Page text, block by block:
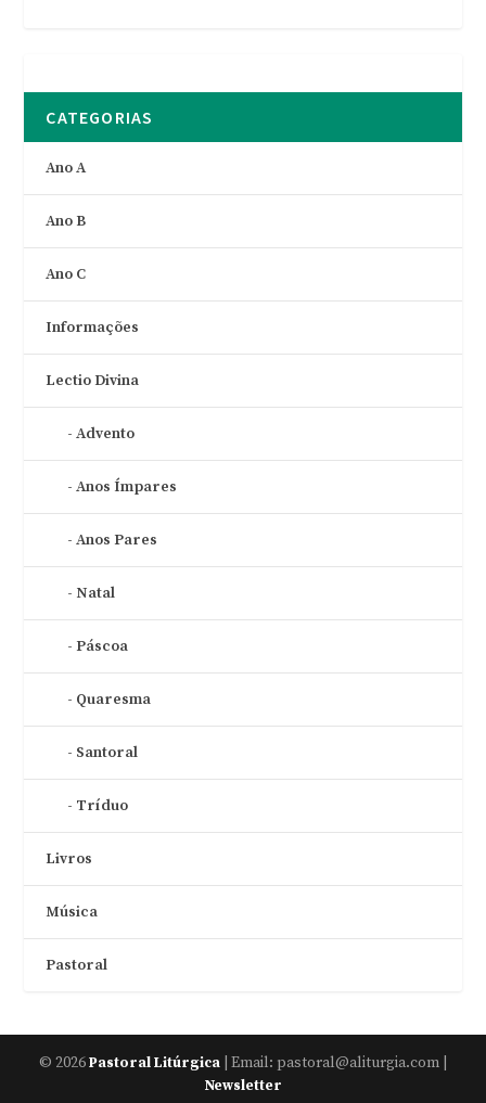
CATEGORIAS
Ano A
Ano B
Ano C
Informações
Lectio Divina
Advento
Anos Ímpares
Anos Pares
Natal
Páscoa
Quaresma
Santoral
Tríduo
Livros
Música
Pastoral
© 2026Pastoral Litúrgica | Email: pastoral@aliturgia.com |
Newsletter